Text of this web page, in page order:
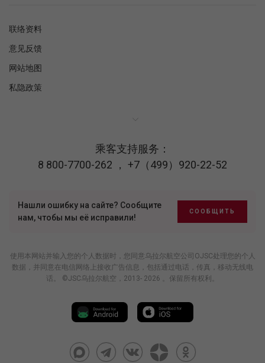
联络资料
意见反馈
网站地图
私隐政策
乘客支持服务：
8 800-7700-262 ， +7（499）920-22-52
Нашли ошибку на сайте? Сообщите
нам, чтобы мы её исправили!
СООБЩИТЬ
使用本网站并输入您的个人数据时，您同意乌拉尔航空公司OJSC处理您的个人
数据，并同意在电信网络上接收广告信息，包括通过电话，传真，移动无线电
话。 ©JSC乌拉尔航空，2013- 2026 。保留所有权利。